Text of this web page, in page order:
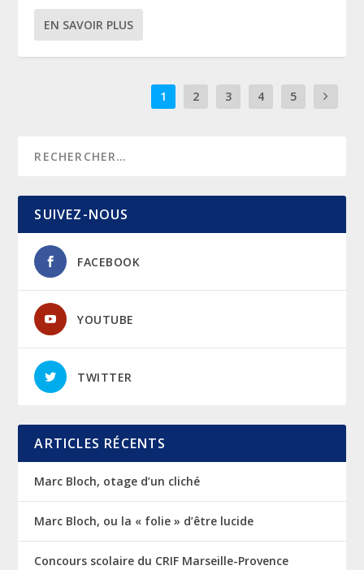
EN SAVOIR PLUS
1 2 3 4 5
SUIVEZ-NOUS
FACEBOOK
YOUTUBE
TWITTER
ARTICLES RÉCENTS
Marc Bloch, otage d’un cliché
Marc Bloch, ou la « folie » d’être lucide
Concours scolaire du CRIF Marseille-Provence